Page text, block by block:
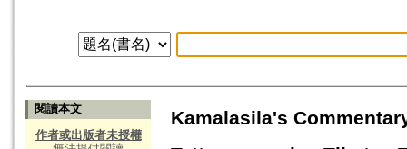
閱讀本文
作者或出版者未授權
Kamalasila's